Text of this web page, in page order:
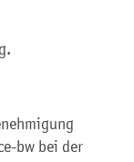
bw bei der